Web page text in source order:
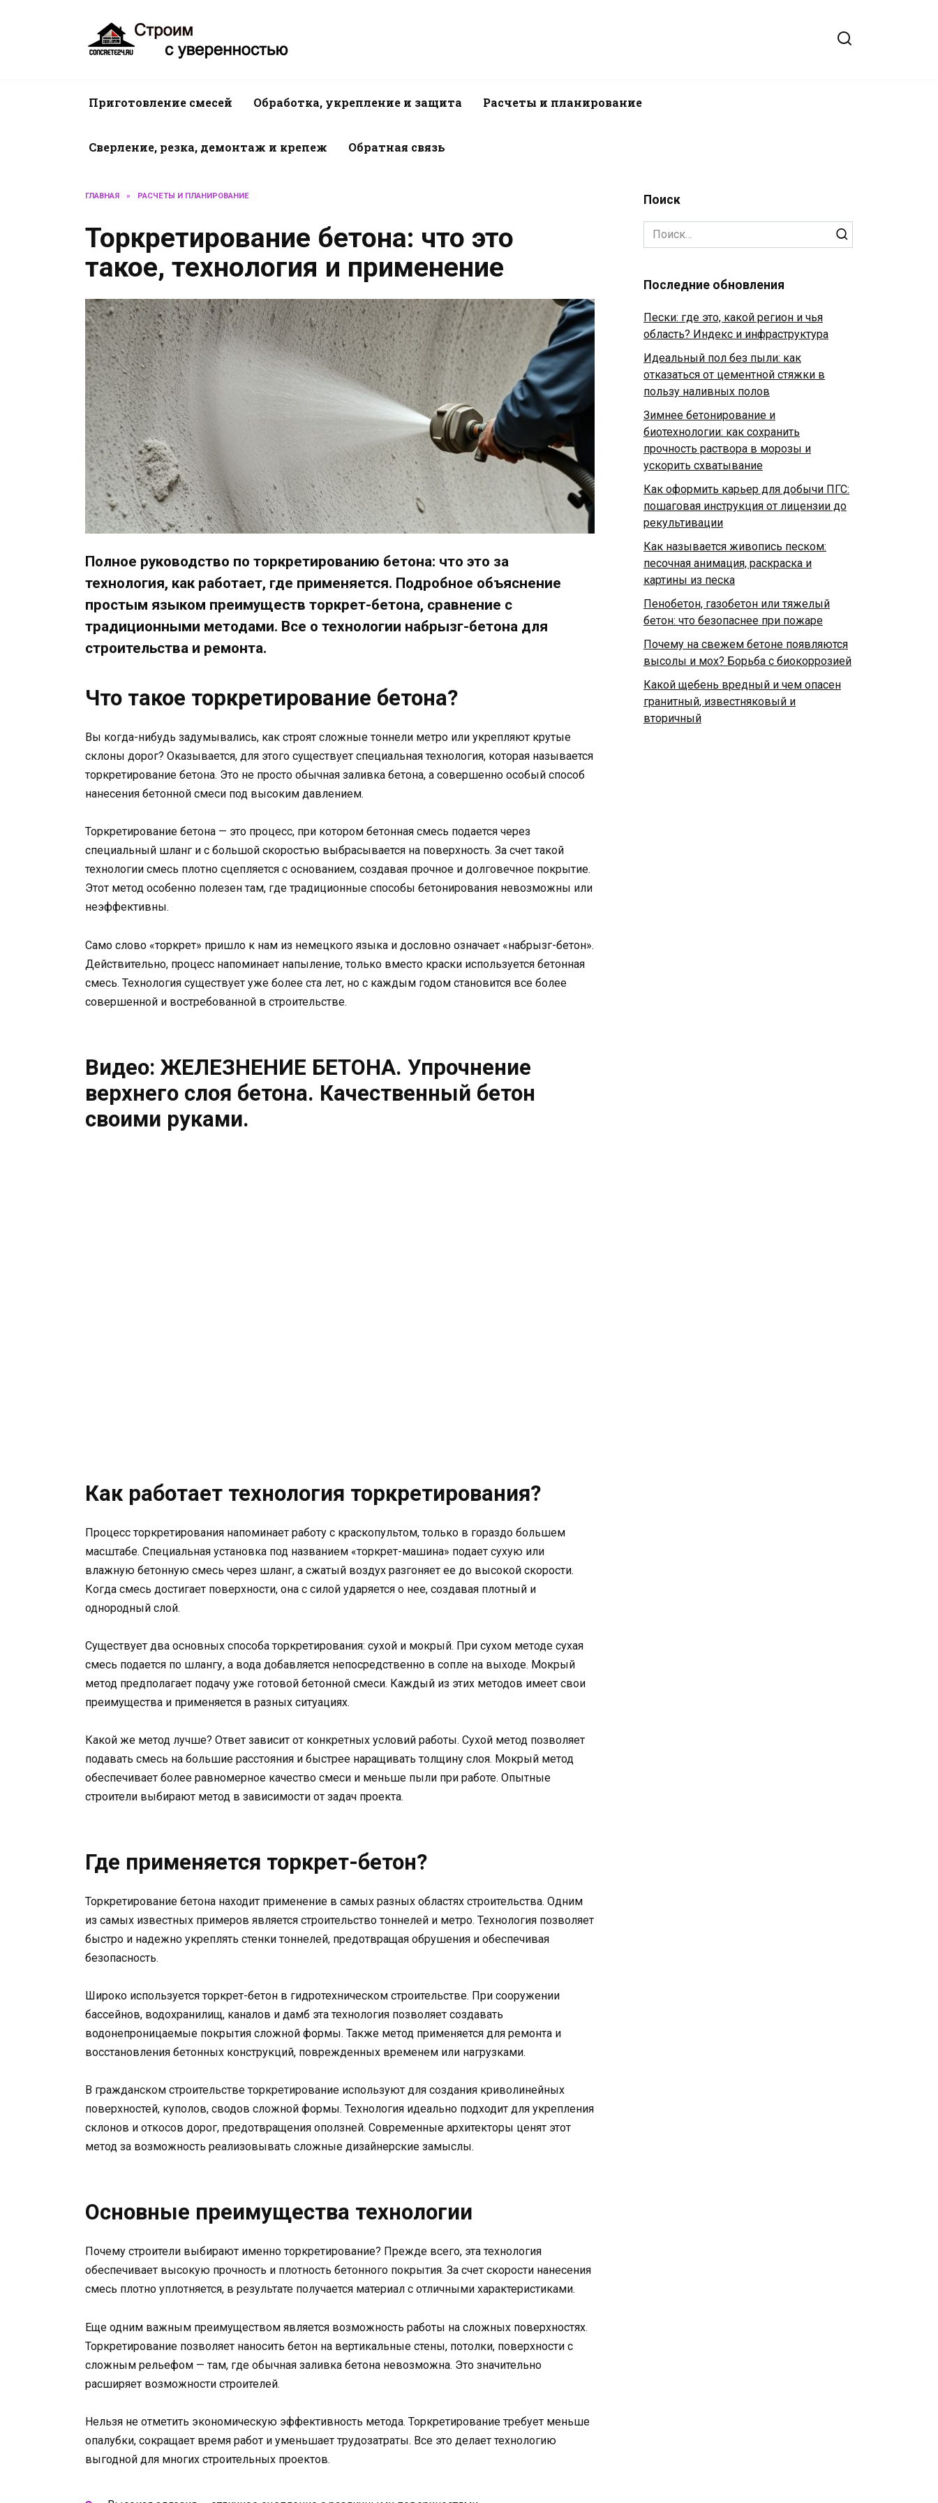
Приготовление смесей Обработка, укрепление и защита Расчеты и планирование
Сверление, резка, демонтаж и крепеж Обратная связь
ГЛАВНАЯ » РАСЧЕТЫ И ПЛАНИРОВАНИЕ
Торкретирование бетона: что это
такое, технология и применение
Полное руководство по торкретированию бетона: что это за
технология, как работает, где применяется. Подробное объяснение
простым языком преимуществ торкрет-бетона, сравнение с
традиционными методами. Все о технологии набрызг-бетона для
строительства и ремонта.
Что такое торкретирование бетона?
Вы когда-нибудь задумывались, как строят сложные тоннели метро или укрепляют крутые
склоны дорог? Оказывается, для этого существует специальная технология, которая называется
торкретирование бетона. Это не просто обычная заливка бетона, а совершенно особый способ
нанесения бетонной смеси под высоким давлением.
Торкретирование бетона — это процесс, при котором бетонная смесь подается через
специальный шланг и с большой скоростью выбрасывается на поверхность. За счет такой
технологии смесь плотно сцепляется с основанием, создавая прочное и долговечное покрытие.
Этот метод особенно полезен там, где традиционные способы бетонирования невозможны или
неэффективны.
Само слово «торкрет» пришло к нам из немецкого языка и дословно означает «набрызг-бетон».
Действительно, процесс напоминает напыление, только вместо краски используется бетонная
смесь. Технология существует уже более ста лет, но с каждым годом становится все более
совершенной и востребованной в строительстве.
Видео: ЖЕЛЕЗНЕНИЕ БЕТОНА. Упрочнение
верхнего слоя бетона. Качественный бетон
своими руками.
Как работает технология торкретирования?
Процесс торкретирования напоминает работу с краскопультом, только в гораздо большем
масштабе. Специальная установка под названием «торкрет-машина» подает сухую или
влажную бетонную смесь через шланг, а сжатый воздух разгоняет ее до высокой скорости.
Когда смесь достигает поверхности, она с силой ударяется о нее, создавая плотный и
однородный слой.
Существует два основных способа торкретирования: сухой и мокрый. При сухом методе сухая
смесь подается по шлангу, а вода добавляется непосредственно в сопле на выходе. Мокрый
метод предполагает подачу уже готовой бетонной смеси. Каждый из этих методов имеет свои
преимущества и применяется в разных ситуациях.
Какой же метод лучше? Ответ зависит от конкретных условий работы. Сухой метод позволяет
подавать смесь на большие расстояния и быстрее наращивать толщину слоя. Мокрый метод
обеспечивает более равномерное качество смеси и меньше пыли при работе. Опытные
строители выбирают метод в зависимости от задач проекта.
Где применяется торкрет-бетон?
Торкретирование бетона находит применение в самых разных областях строительства. Одним
из самых известных примеров является строительство тоннелей и метро. Технология позволяет
быстро и надежно укреплять стенки тоннелей, предотвращая обрушения и обеспечивая
безопасность.
Широко используется торкрет-бетон в гидротехническом строительстве. При сооружении
бассейнов, водохранилищ, каналов и дамб эта технология позволяет создавать
водонепроницаемые покрытия сложной формы. Также метод применяется для ремонта и
восстановления бетонных конструкций, поврежденных временем или нагрузками.
В гражданском строительстве торкретирование используют для создания криволинейных
поверхностей, куполов, сводов сложной формы. Технология идеально подходит для укрепления
склонов и откосов дорог, предотвращения оползней. Современные архитекторы ценят этот
метод за возможность реализовывать сложные дизайнерские замыслы.
Основные преимущества технологии
Почему строители выбирают именно торкретирование? Прежде всего, эта технология
обеспечивает высокую прочность и плотность бетонного покрытия. За счет скорости нанесения
смесь плотно уплотняется, в результате получается материал с отличными характеристиками.
Еще одним важным преимуществом является возможность работы на сложных поверхностях.
Торкретирование позволяет наносить бетон на вертикальные стены, потолки, поверхности с
сложным рельефом — там, где обычная заливка бетона невозможна. Это значительно
расширяет возможности строителей.
Нельзя не отметить экономическую эффективность метода. Торкретирование требует меньше
опалубки, сокращает время работ и уменьшает трудозатраты. Все это делает технологию
выгодной для многих строительных проектов.
Поиск
Search
for:
Последние обновления
Пески: где это, какой регион и чья
область? Индекс и инфраструктура
Идеальный пол без пыли: как
отказаться от цементной стяжки в
пользу наливных полов
Зимнее бетонирование и
биотехнологии: как сохранить
прочность раствора в морозы и
ускорить схватывание
Как оформить карьер для добычи ПГС:
пошаговая инструкция от лицензии до
рекультивации
Как называется живопись песком:
песочная анимация, раскраска и
картины из песка
Пенобетон, газобетон или тяжелый
бетон: что безопаснее при пожаре
Почему на свежем бетоне появляются
высолы и мох? Борьба с биокоррозией
Какой щебень вредный и чем опасен
гранитный, известняковый и
вторичный